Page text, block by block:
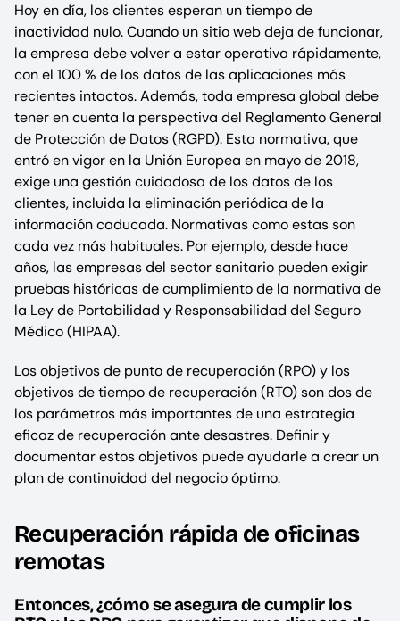
Hoy en día, los clientes esperan un tiempo de
inactividad nulo. Cuando un sitio web deja de funcionar,
la empresa debe volver a estar operativa rápidamente,
con el 100 % de los datos de las aplicaciones más
recientes intactos. Además, toda empresa global debe
tener en cuenta la perspectiva del Reglamento General
de Protección de Datos (RGPD). Esta normativa, que
entró en vigor en la Unión Europea en mayo de 2018,
exige una gestión cuidadosa de los datos de los
clientes, incluida la eliminación periódica de la
información caducada. Normativas como estas son
cada vez más habituales. Por ejemplo, desde hace
años, las empresas del sector sanitario pueden exigir
pruebas históricas de cumplimiento de la normativa de
la Ley de Portabilidad y Responsabilidad del Seguro
Médico (HIPAA).
Los objetivos de punto de recuperación (RPO) y los
objetivos de tiempo de recuperación (RTO) son dos de
los parámetros más importantes de una estrategia
eficaz de recuperación ante desastres. Definir y
documentar estos objetivos puede ayudarle a crear un
plan de continuidad del negocio óptimo.
Recuperación rápida de oficinas
remotas
Entonces, ¿cómo se asegura de cumplir los